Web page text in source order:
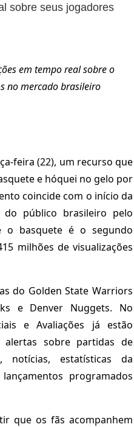
sobre seus jogadores
em tempo real sobre o
no mercado brasileiro
feira (22), um recurso que
e hóquei no gelo por
coincide com o início da
público brasileiro pelo
o basquete é o segundo
milhões de visualizações
do Golden State Warriors
e Denver Nuggets. No
e Avaliações já estão
alertas sobre partidas de
notícias, estatísticas da
programados
que os fãs acompanhem